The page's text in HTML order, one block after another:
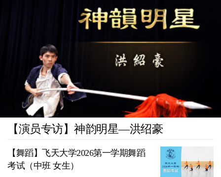
【演员专访】神韵明星—洪绍豪
【舞蹈】飞天大学2026第一学期舞蹈
考试（中班 女生）